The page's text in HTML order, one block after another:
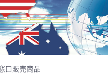
口販売商品